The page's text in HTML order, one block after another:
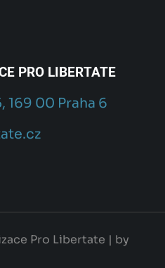
PRO LIBERTATE
169 00 Praha 6
Pro Libertate | by